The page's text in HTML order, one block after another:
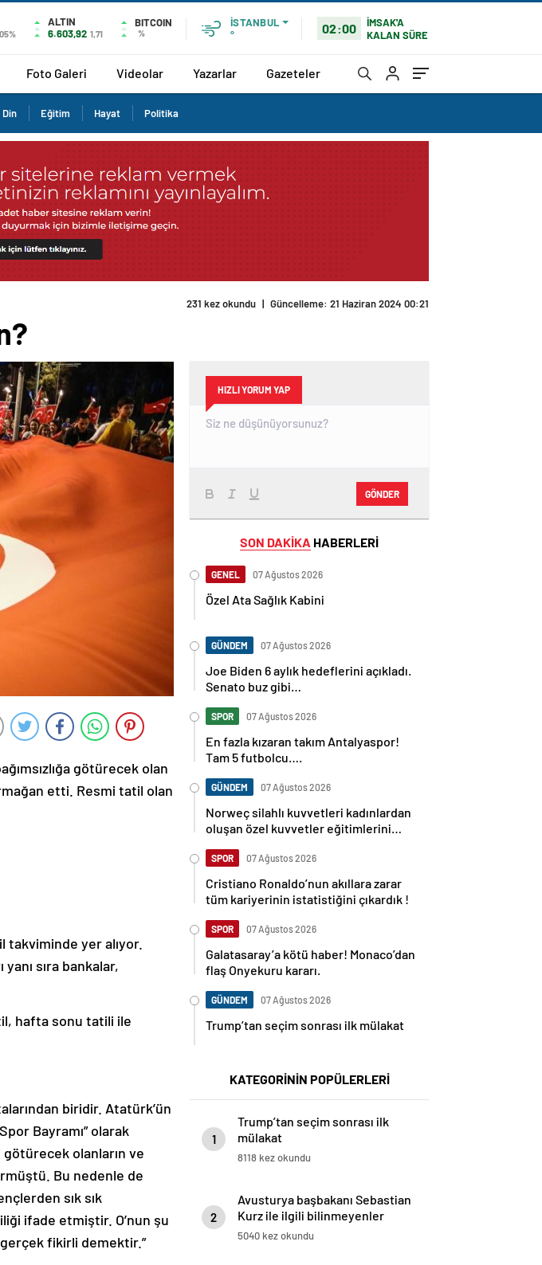
ALTIN
6.603,92 1,71
BITCOIN
%
İSTANBUL
°
02:00
İMSAK'A
KALAN SÜRE
Foto Galeri Videolar Yazarlar Gazeteler
Din Eğitim Hayat Politika
231 kez okundu | Güncelleme: 21 Haziran 2024 00:21
götürecek olan
etti. Resmi tatil olan
takviminde yer alıyor.
sıra bankalar,
hafta sonu tatili ile
biridir. Atatürk’ün
Bayramı” olarak
olanların ve
Bu nedenle de
sık sık
ifade etmiştir. O’nun şu
fikirli demektir.”
HIZLI YORUM YAP
GÖNDER
SON DAKİKA HABERLERİ
GENEL 07 Ağustos 2026
Özel Ata Sağlık Kabini
GÜNDEM 07 Ağustos 2026
Joe Biden 6 aylık hedeflerini açıkladı.
Senato buz gibi…
SPOR 07 Ağustos 2026
En fazla kızaran takım Antalyaspor!
Tam 5 futbolcu….
GÜNDEM 07 Ağustos 2026
Norweç silahlı kuvvetleri kadınlardan
oluşan özel kuvvetler eğitimlerini
SPOR 07 Ağustos 2026
Cristiano Ronaldo’nun akıllara zarar
tüm kariyerinin istatistiğini çıkardık !
SPOR 07 Ağustos 2026
Galatasaray’a kötü haber! Monaco’dan
flaş Onyekuru kararı.
GÜNDEM 07 Ağustos 2026
Trump’tan seçim sonrası ilk mülakat
KATEGORİNİN POPÜLERLERİ
1
Trump’tan seçim sonrası ilk
mülakat
8118 kez okundu
2
Avusturya başbakanı Sebastian
Kurz ile ilgili bilinmeyenler
5040 kez okundu